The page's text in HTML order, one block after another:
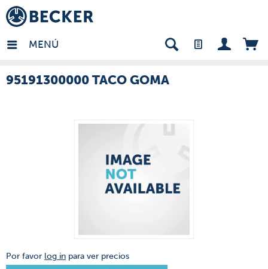
MENÚ
- ES
95191300000 TACO GOMA
Por favor log in para ver precios